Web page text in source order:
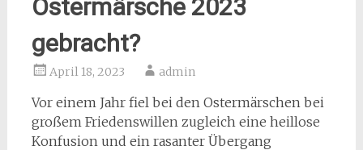
Ostermärsche 2023
gebracht?
April 18, 2023 admin
Vor einem Jahr fiel bei den Ostermärschen bei
großem Friedenswillen zugleich eine heillose
Konfusion und ein rasanter Übergang